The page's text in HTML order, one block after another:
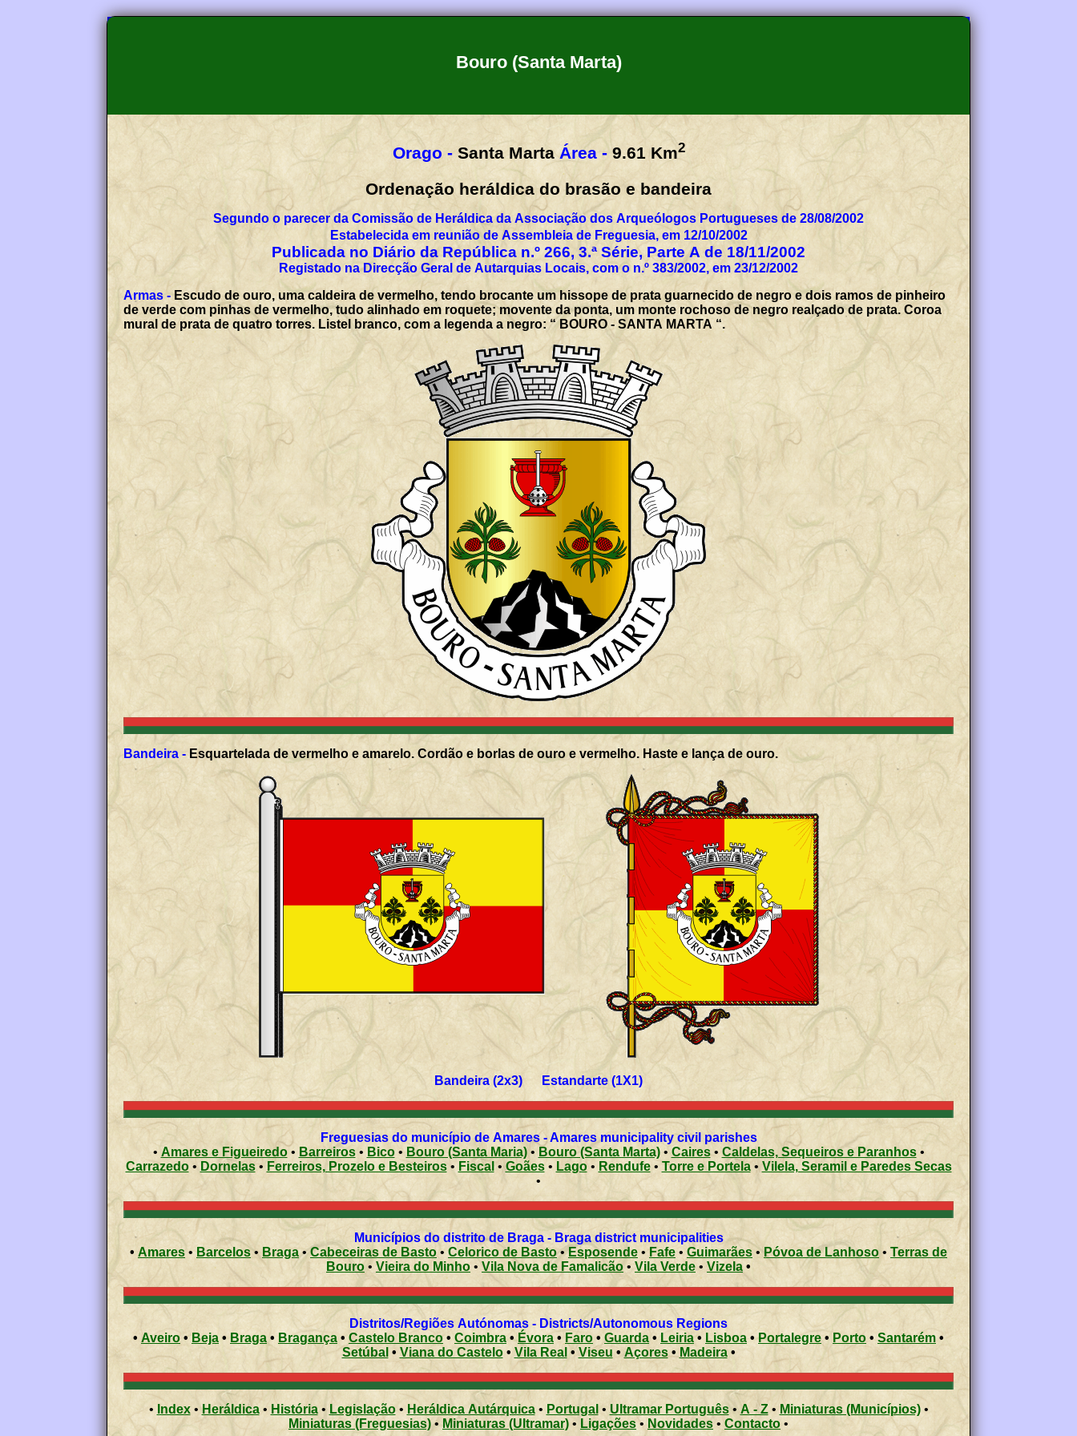
Bouro (Santa Marta)
Orago - Santa Marta Área - 9.61 Km2
Ordenação heráldica do brasão e bandeira
Segundo o parecer da Comissão de Heráldica da Associação dos Arqueólogos Portugueses de 28/08/2002
Estabelecida em reunião de Assembleia de Freguesia, em 12/10/2002
Publicada no Diário da República n.º 266, 3.ª Série, Parte A de 18/11/2002
Registado na Direcção Geral de Autarquias Locais, com o n.º 383/2002, em 23/12/2002
Armas - Escudo de ouro, uma caldeira de vermelho, tendo brocante um hissope de prata guarnecido de negro e dois ramos de pinheiro
de verde com pinhas de vermelho, tudo alinhado em roquete; movente da ponta, um monte rochoso de negro realçado de prata. Coroa
mural de prata de quatro torres. Listel branco, com a legenda a negro: “ BOURO - SANTA MARTA “.
Bandeira - Esquartelada de vermelho e amarelo. Cordão e borlas de ouro e vermelho. Haste e lança de ouro.
Bandeira (2x3) Estandarte (1X1)
Freguesias do município de Amares - Amares municipality civil parishes
• Amares e Figueiredo• Barreiros• Bico• Bouro (Santa Maria) • Bouro (Santa Marta)• Caires• Caldelas, Sequeiros e Paranhos•
Carrazedo• Dornelas• Ferreiros, Prozelo e Besteiros • Fiscal • Goães• Lago• Rendufe •Torre e Portela• Vilela, Seramil e Paredes Secas
•
Municípios do distrito de Braga - Braga district municipalities
• Amares• Barcelos• Braga•Cabeceiras de Basto • Celorico de Basto•Esposende • Fafe • Guimarães • Póvoa de Lanhoso • Terras de
Bouro • Vieira do Minho • Vila Nova de Famalicão• Vila Verde• Vizela •
Distritos/Regiões Autónomas - Districts/Autonomous Regions
• Aveiro • Beja • Braga • Bragança • Castelo Branco• Coimbra •Évora • Faro • Guarda • Leiria• Lisboa •Portalegre • Porto • Santarém•
Setúbal • Viana do Castelo• Vila Real • Viseu • Açores • Madeira •
• Index•Heráldica• História • Legislação • Heráldica Autárquica• Portugal • Ultramar Português• A - Z• Miniaturas (Municípios)•
Miniaturas (Freguesias)• Miniaturas (Ultramar) • Ligações• Novidades • Contacto •